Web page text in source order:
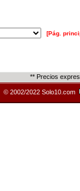
[Pág.
** Precios
© 2002/2022 Solo10.com